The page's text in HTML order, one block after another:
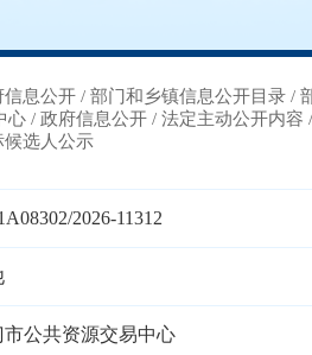
信息公开 / 部门和乡镇信息公开目录 /
心 / 政府信息公开 / 法定主动公开内容
候选人公示
2026-11312
市公共资源交易中心